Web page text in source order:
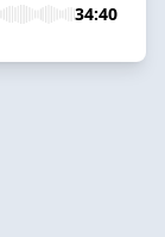
34:40